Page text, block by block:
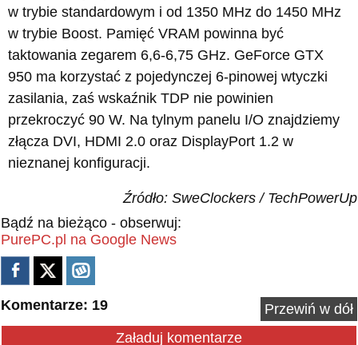
w trybie standardowym i od 1350 MHz do 1450 MHz
w trybie Boost. Pamięć VRAM powinna być
taktowania zegarem 6,6-6,75 GHz. GeForce GTX
950 ma korzystać z pojedynczej 6-pinowej wtyczki
zasilania, zaś wskaźnik TDP nie powinien
przekroczyć 90 W. Na tylnym panelu I/O znajdziemy
złącza DVI, HDMI 2.0 oraz DisplayPort 1.2 w
nieznanej konfiguracji.
Źródło: SweClockers / TechPowerUp
Bądź na bieżąco - obserwuj:
PurePC.pl na Google News
Komentarze: 19
Przewiń w dół
Załaduj komentarze